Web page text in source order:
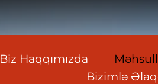
Biz Haqqımızda
Bizimlə